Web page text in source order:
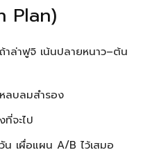
Plan)
าล่าฟูจิ เน้นปลายหนาว–ต้น
ลบลมสำรอง
ที่จะไป
เผื่อแผน A/B ไว้เสมอ